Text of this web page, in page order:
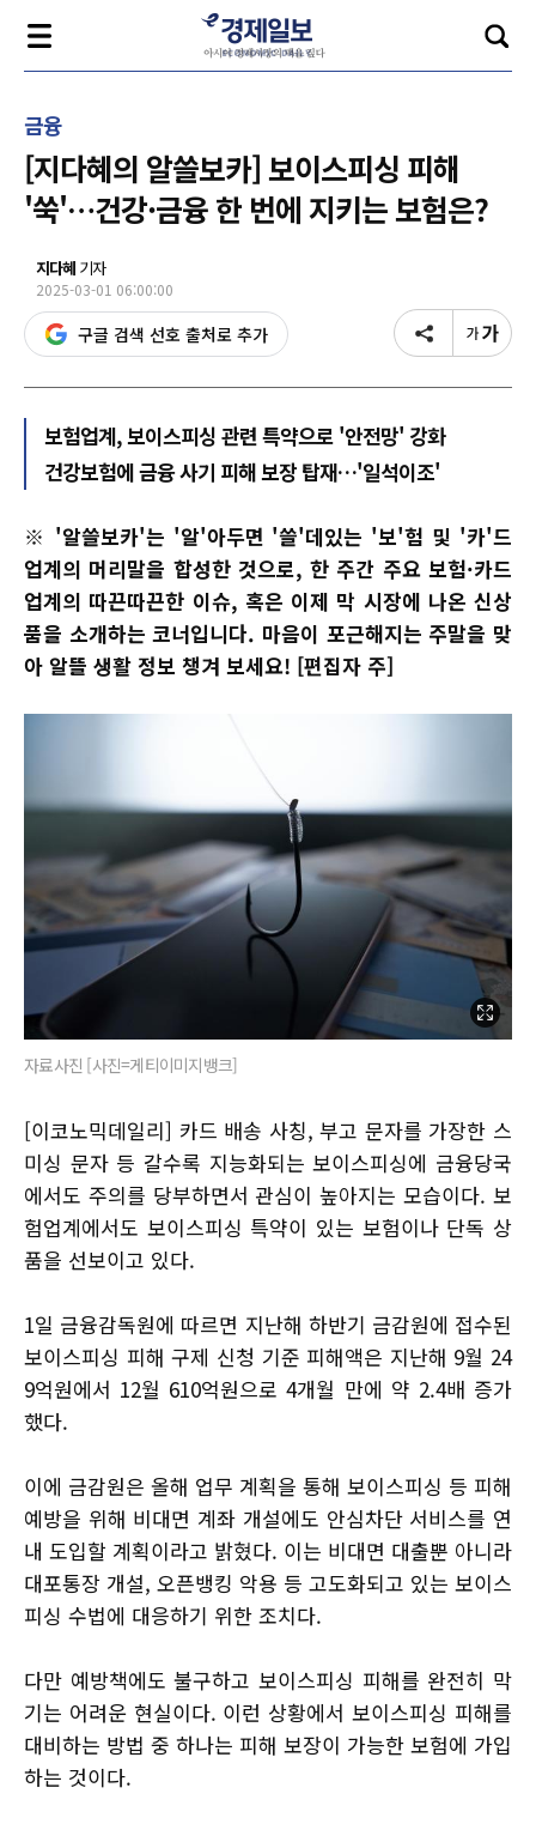
금융
[지다혜의 알쓸보카] 보이스피싱 피해
'쑥'…건강·금융 한 번에 지키는 보험은?
지다혜 기자
2025-03-01 06:00:00
구글 검색 선호 출처로 추가
보험업계, 보이스피싱 관련 특약으로 '안전망' 강화
건강보험에 금융 사기 피해 보장 탑재…'일석이조'
※ '알쓸보카'는 '알'아두면 '쓸'데있는 '보'험 및 '카'드
업계의 머리말을 합성한 것으로, 한 주간 주요 보험·카드
업계의 따끈따끈한 이슈, 혹은 이제 막 시장에 나온 신상
품을 소개하는 코너입니다. 마음이 포근해지는 주말을 맞
아 알뜰 생활 정보 챙겨 보세요! [편집자 주]
자료사진 [사진=게티이미지뱅크]
[이코노믹데일리] 카드 배송 사칭, 부고 문자를 가장한 스
미싱 문자 등 갈수록 지능화되는 보이스피싱에 금융당국
에서도 주의를 당부하면서 관심이 높아지는 모습이다. 보
험업계에서도 보이스피싱 특약이 있는 보험이나 단독 상
품을 선보이고 있다.
1일 금융감독원에 따르면 지난해 하반기 금감원에 접수된
보이스피싱 피해 구제 신청 기준 피해액은 지난해 9월 24
9억원에서 12월 610억원으로 4개월 만에 약 2.4배 증가
했다.
이에 금감원은 올해 업무 계획을 통해 보이스피싱 등 피해
예방을 위해 비대면 계좌 개설에도 안심차단 서비스를 연
내 도입할 계획이라고 밝혔다. 이는 비대면 대출뿐 아니라
대포통장 개설, 오픈뱅킹 악용 등 고도화되고 있는 보이스
피싱 수법에 대응하기 위한 조치다.
다만 예방책에도 불구하고 보이스피싱 피해를 완전히 막
기는 어려운 현실이다. 이런 상황에서 보이스피싱 피해를
대비하는 방법 중 하나는 피해 보장이 가능한 보험에 가입
하는 것이다.